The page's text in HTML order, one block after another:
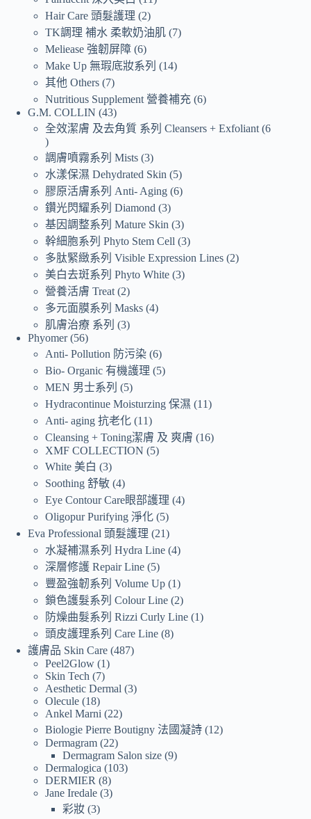
Hair Care 頭髮護理
2
TK調理 補水 柔軟奶油肌 7
Meliease 強韌屏障 6
Make Up 無瑕底妝系列
14
其他 Others 7
Nutritious Supplement 營養補充 6
G.M. COLLIN 43
全效潔膚 及去角質 系列 Cleansers + Exfoliant 6
調膚噴霧系列 Mists 3
水漾保濕 Dehydrated Skin
5
膠原活膚系列 Anti- Aging 6
鑽光閃耀系列 Diamond 3
基因調整系列 Mature Skin 3
幹細胞系列 Phyto Stem Cell 3
多肽緊緻系列 Visible Expression Lines 2
美白去斑系列 Phyto White 3
營養活膚 Treat 2
多元面膜系列 Masks 4
肌膚治療 系列
3
Phyomer 56
Anti- Pollution 防污染 6
Bio- Organic 有機護理
5
MEN 男士系列
5
Hydracontinue Moisturzing 保濕
11
Anti- aging 抗老化 11
Cleansing + Toning潔膚 及 爽膚
16
XMF COLLECTION
5
White 美白
3
Soothing 舒敏 4
Eye Contour Care眼部護理 4
Oligopur Purifying 淨化 5
Eva Professional 頭髮護理
21
水凝補濕系列 Hydra Line 4
深層修護 Repair Line 5
豐盈強韌系列 Volume Up 1
鎖色護髮系列 Colour Line 2
防燥曲髮系列 Rizzi Curly Line 1
頭皮護理系列 Care Line 8
護膚品 Skin Care 487
Peel2Glow 1
Skin Tech
7
Aesthetic Dermal 3
Olecule 18
Ankel Marni
22
Biologie Pierre Boutigny 法國凝詩 12
Dermagram 22
Dermagram Salon size 9
Dermalogica
103
DERMIER
8
Jane Iredale 3
彩妝 3